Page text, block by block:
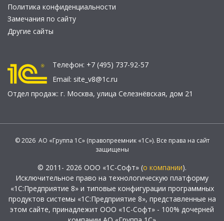
Политика конфиденциальности
Замечания по сайту
Другие сайты
Телефон: +7 (495) 737-92-57
Email: site_v8@1c.ru
Отдел продаж: г. Москва, улица Селезнёвская, дом 21
© 2026 АО «Группа 1С» (правопреемник «1С»). Все права на сайт
защищены
© 2011- 2026 ООО «1С-Софт» (о компании).
Исключительное право на технологическую платформу
«1С:Предприятие 8» и типовые конфигурации программных
продуктов системы «1С:Предприятие 8», представленные на
этом сайте, принадлежит ООО «1С-Софт» - 100% дочерней